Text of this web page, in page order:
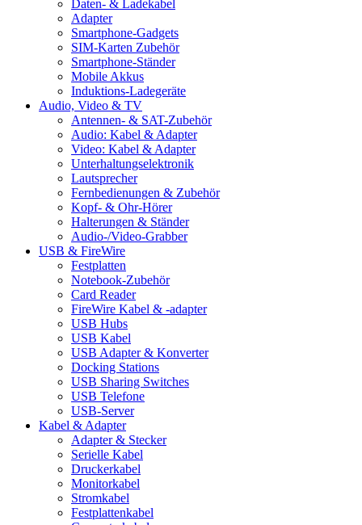
Daten- & Ladekabel
Adapter
Smartphone-Gadgets
SIM-Karten Zubehör
Smartphone-Ständer
Mobile Akkus
Induktions-Ladegeräte
Audio, Video & TV
Antennen- & SAT-Zubehör
Audio: Kabel & Adapter
Video: Kabel & Adapter
Unterhaltungselektronik
Lautsprecher
Fernbedienungen & Zubehör
Kopf- & Ohr-Hörer
Halterungen & Ständer
Audio-/Video-Grabber
USB & FireWire
Festplatten
Notebook-Zubehör
Card Reader
FireWire Kabel & -adapter
USB Hubs
USB Kabel
USB Adapter & Konverter
Docking Stations
USB Sharing Switches
USB Telefone
USB-Server
Kabel & Adapter
Adapter & Stecker
Serielle Kabel
Druckerkabel
Monitorkabel
Stromkabel
Festplattenkabel